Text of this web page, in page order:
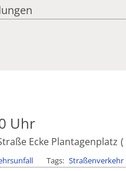
Uhr
Ecke Plantagenplatz
Tags Straßenverkehr